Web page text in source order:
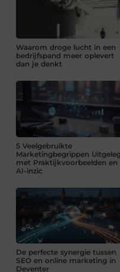
Waarom droge lucht in een
bedrijfspand meer oplevert
dan je denkt
5 Veelgebruikte
Marketingbegrippen
met Praktijkvoorbeelden en
AI-inzic
De perfecte synergie tussen
SEO en online marketing in
Deventer